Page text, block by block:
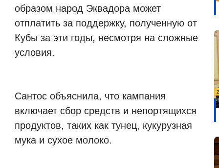
образом народ Эквадора может
отплатить за поддержку, полученную от
Кубы за эти годы, несмотря на сложные
условия.
Сантос объяснила, что кампания
включает сбор средств и непортящихся
продуктов, таких как тунец, кукурузная
мука и сухое молоко.